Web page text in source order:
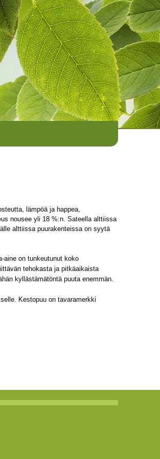
lämpöä ja happea,
nousee yli 18 %:n. Sateella alttiissa
alttiissa puurakenteissa on syytä
aine on tunkeutunut koko
tehokasta ja pitkäaikaista
kyllästämätöntä puuta enemmän.
Kestopuu on tavaramerkki